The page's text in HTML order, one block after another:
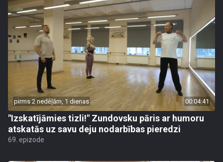
pirms 2 nedēļām, 1 dienas 00:04:41
"Izskatījāmies tizli!" Zundovsku pāris ar humoru
atskatās uz savu deju nodarbības pieredzi
69. epizode